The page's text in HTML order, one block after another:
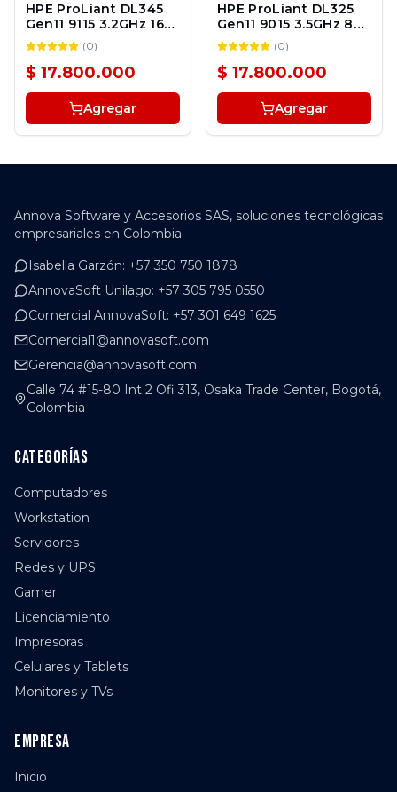
HPE ProLiant DL345
Gen11 9115 3.2GHz 16c
1P 2x32GBâR 8SFF
MR416iâp 2x480GB
SSD 2x800W PS LA
Server
(0)
$ 17.800.000
Agregar
HPE ProLiant DL325
Gen11 9015 3.5GHz 8c
1P 1x32GBâR 4LFF
MR408iâo 2x4TB HDD
1x800W PS LA Server
(0)
$ 17.800.000
Agregar
Annova Software y Accesorios SAS, soluciones tecnológicas
empresariales en Colombia.
Isabella Garzón: +57 350 750 1878
AnnovaSoft Unilago: +57 305 795 0550
Comercial AnnovaSoft: +57 301 649 1625
Comercial1@annovasoft.com
Gerencia@annovasoft.com
Calle 74 #15-80 Int 2 Ofi 313, Osaka Trade Center, Bogotá,
Colombia
Categorías
Computadores
Workstation
Servidores
Redes y UPS
Gamer
Licenciamiento
Impresoras
Celulares y Tablets
Monitores y TVs
Empresa
Inicio